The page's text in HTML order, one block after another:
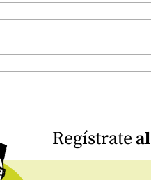
Regístrate